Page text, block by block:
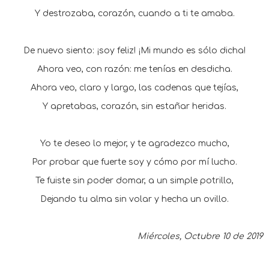
Y destrozaba, corazón, cuando a ti te amaba.
De nuevo siento: ¡soy feliz! ¡Mi mundo es sólo dicha!
Ahora veo, con razón: me tenías en desdicha.
Ahora veo, claro y largo, las cadenas que tejías,
Y apretabas, corazón, sin estañar heridas.
Yo te deseo lo mejor, y te agradezco mucho,
Por probar que fuerte soy y cómo por mí lucho.
Te fuiste sin poder domar, a un simple potrillo,
Dejando tu alma sin volar y hecha un ovillo.
Miércoles, Octubre 10 de 2019